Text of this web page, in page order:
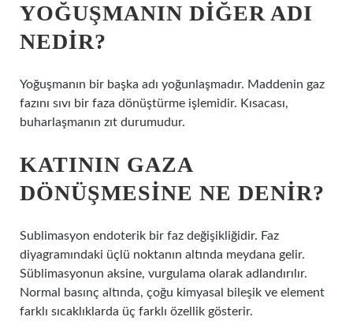
YOĞUŞMANIN DIĞER ADI
NEDIR?
Yoğuşmanın bir başka adı yoğunlaşmadır. Maddenin gaz
fazını sıvı bir faza dönüştürme işlemidir. Kısacası,
buharlaşmanın zıt durumudur.
KATININ GAZA
DÖNÜŞMESINE NE DENIR?
Sublimasyon endoterik bir faz değişikliğidir. Faz
diyagramındaki üçlü noktanın altında meydana gelir.
Süblimasyonun aksine, vurgulama olarak adlandırılır.
Normal basınç altında, çoğu kimyasal bileşik ve element
farklı sıcaklıklarda üç farklı özellik gösterir.